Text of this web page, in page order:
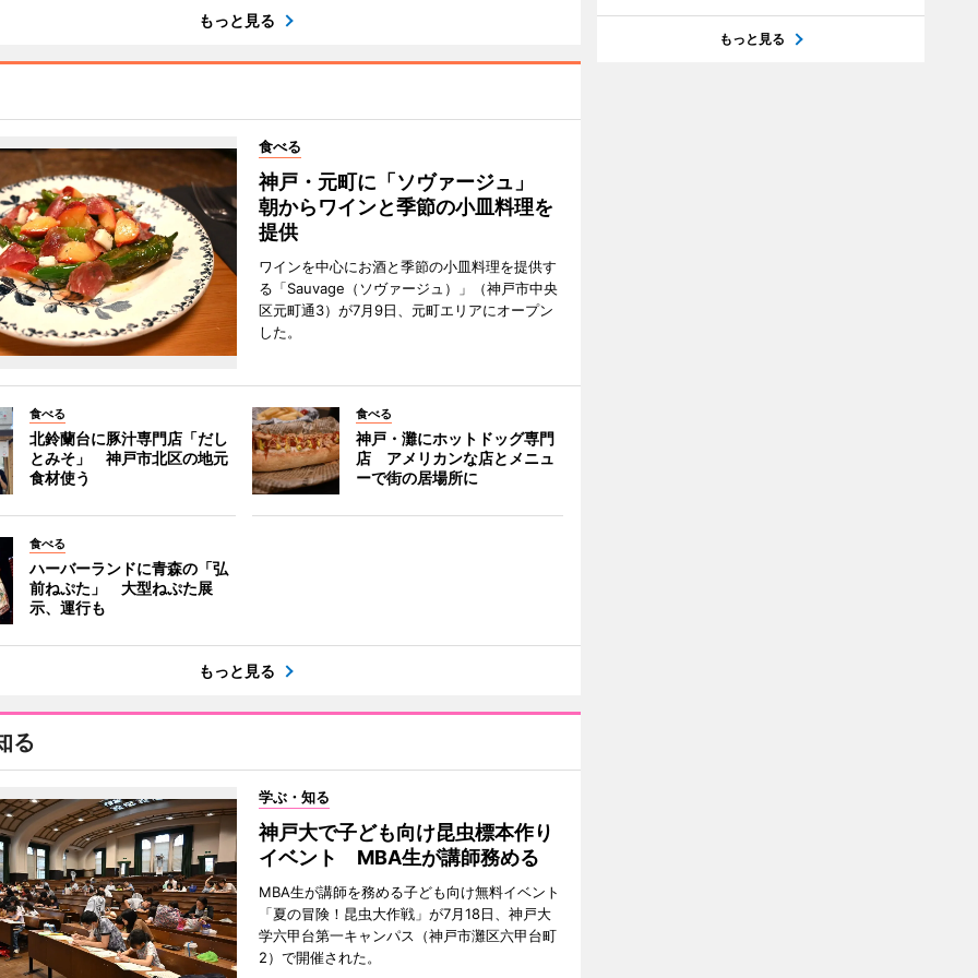
もっと見る
食べる
神戸・元町に「ソヴァージュ」
朝からワインと季節の小皿料理を
提供
ワインを中心にお酒と季節の小皿料理を提供す
る「Sauvage（ソヴァージュ）」（神戸市中央
区元町通3）が7月9日、元町エリアにオープン
した。
食べる
北鈴蘭台に豚汁専門店「だし
とみそ」 神戸市北区の地元
食材使う
食べる
神戸・灘にホットドッグ専門
店 アメリカンな店とメニュ
ーで街の居場所に
食べる
ハーバーランドに青森の「弘
前ねぷた」 大型ねぷた展
示、運行も
もっと見る
る
学ぶ・知る
神戸大で子ども向け昆虫標本作り
イベント MBA生が講師務める
MBA生が講師を務める子ども向け無料イベント
「夏の冒険！昆虫大作戦」が7月18日、神戸大
学六甲台第一キャンパス（神戸市灘区六甲台町
2）で開催された。
もっと見る